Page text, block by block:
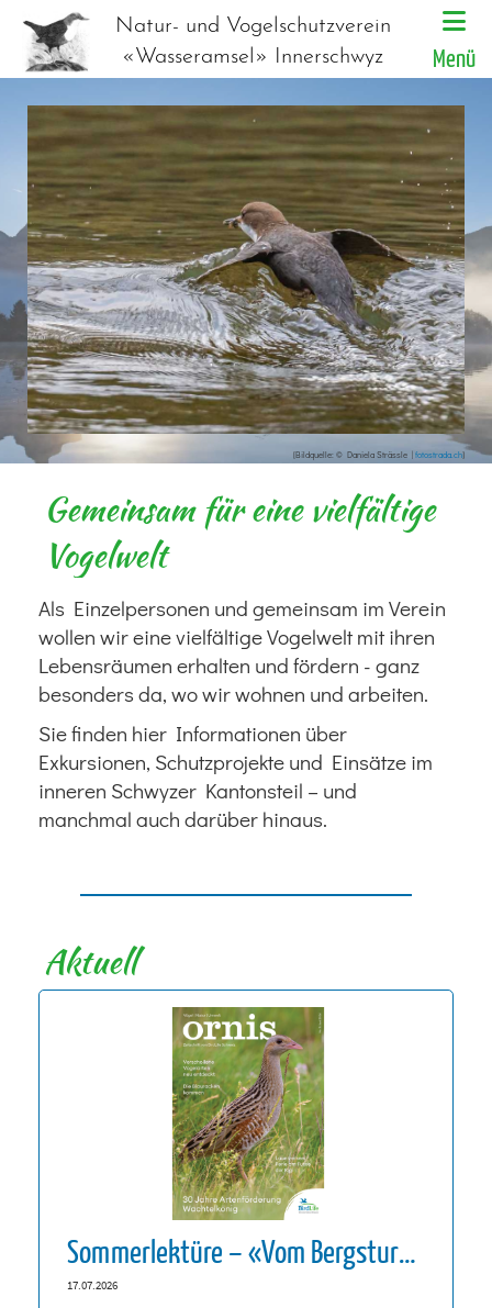
Natur- und Vogelschutzverein
«Wasseramsel» Innerschwyz
Menü
[Bildquelle: © Daniela Strässle | fotostrada.ch]
Gemeinsam für eine vielfältige
Vogelwelt
Als Einzelpersonen und gemeinsam im Verein
wollen wir eine vielfältige Vogelwelt mit ihren
Lebensräumen erhalten und fördern - ganz
besonders da, wo wir wohnen und arbeiten.
Sie finden hier Informationen über
Exkursionen, Schutzprojekte und Einsätze im
inneren Schwyzer Kantonsteil – und
manchmal auch darüber hinaus.
Aktuell
Sommerlektüre – «Vom Bergsturz geformt»
17.07.2026